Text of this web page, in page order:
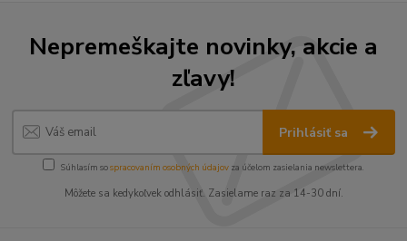
Nepremeškajte novinky, akcie a
zľavy!
Prihlásiť sa
Súhlasím sospracovaním osobných údajov za účelom zasielania newslettera.
Môžete sa kedykoľvek odhlásiť. Zasielame raz za 14-30 dní.